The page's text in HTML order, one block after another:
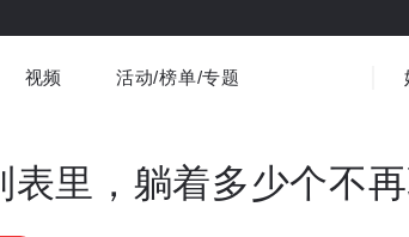
书影音 医疗 3C数码
视频
界
活动/榜单/专题
表里，躺着多少个不